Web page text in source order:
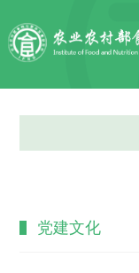
党建文化